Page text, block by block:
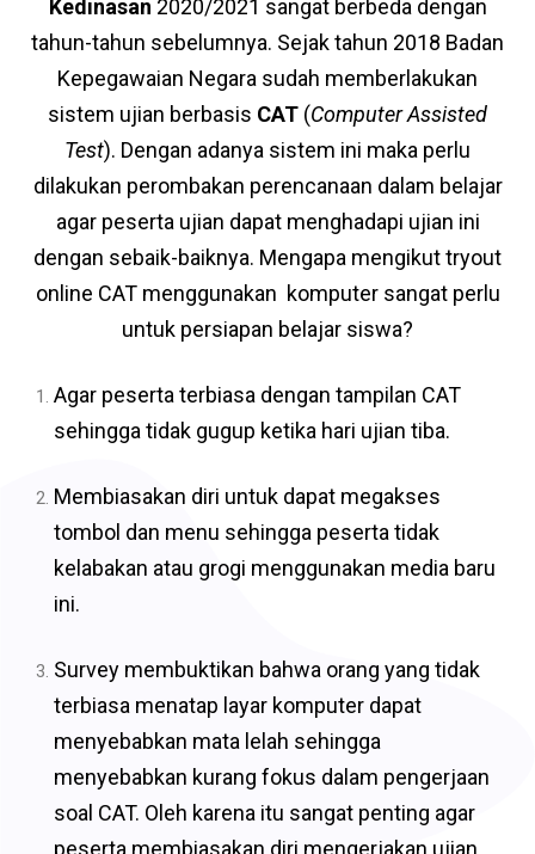
Kedinasan 2020/2021 sangat berbeda dengan
tahun-tahun sebelumnya. Sejak tahun 2018 Badan
Kepegawaian Negara sudah memberlakukan
sistem ujian berbasis CAT (Computer Assisted
Test). Dengan adanya sistem ini maka perlu
dilakukan perombakan perencanaan dalam belajar
agar peserta ujian dapat menghadapi ujian ini
dengan sebaik-baiknya. Mengapa mengikut tryout
online CAT menggunakan komputer sangat perlu
untuk persiapan belajar siswa?
Agar peserta terbiasa dengan tampilan CAT
sehingga tidak gugup ketika hari ujian tiba.
Membiasakan diri untuk dapat megakses
tombol dan menu sehingga peserta tidak
kelabakan atau grogi menggunakan media baru
ini.
Survey membuktikan bahwa orang yang tidak
terbiasa menatap layar komputer dapat
menyebabkan mata lelah sehingga
menyebabkan kurang fokus dalam pengerjaan
soal CAT. Oleh karena itu sangat penting agar
peserta membiasakan diri mengerjakan ujian